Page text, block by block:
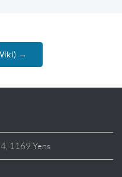
→
1169 Yens